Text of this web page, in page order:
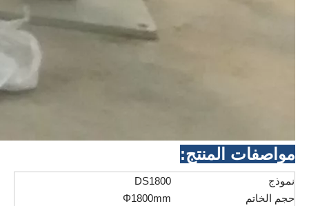
مواصفات المنتج:
نموذج
DS1800
حجم الخاتم
Φ1800mm